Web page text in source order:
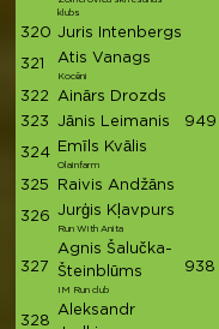
klubs
320 Juris Intenbergs
321 Atis Vanags
Kocēni
322 Ainārs Drozds
323
Jānis Leimanis 949
324 Emīls Kvālis
Olainfarm
325 Raivis Andžāns
326 Jurģis Kļavpurs
Run With Anita
327
Agnis Šalučka-
Šteinblūms
IM Run club
938
328
Aleksandr